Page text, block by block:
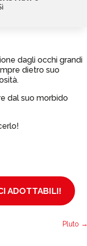
dagli occhi grandi
dietro suo
dal suo morbido
ADOTTABILI!
Pluto →